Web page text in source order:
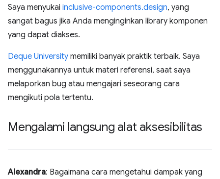
Saya menyukai inclusive-components.design, yang
sangat bagus jika Anda menginginkan library komponen
yang dapat diakses.
Deque University memiliki banyak praktik terbaik. Saya
menggunakannya untuk materi referensi, saat saya
melaporkan bug atau mengajari seseorang cara
mengikuti pola tertentu.
Mengalami langsung alat aksesibilitas
Alexandra: Bagaimana cara mengetahui dampak yang